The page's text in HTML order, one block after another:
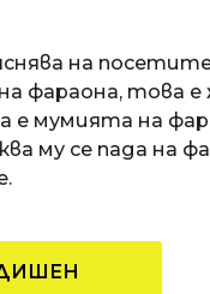
на
фараона, това
е мумията на
му се пада на